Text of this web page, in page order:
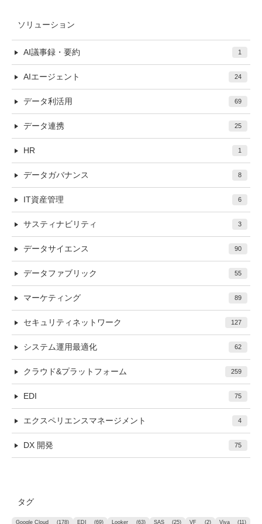
ソリューション
AI議事録・要約 1
AIエージェント 24
データ利活用 69
データ連携 25
HR 1
データガバナンス 8
IT資産管理 6
サスティナビリティ 3
データサイエンス 90
データファブリック 55
マーケティング 89
セキュリティネットワーク 127
システム運用最適化 62
クラウド&プラットフォーム 259
EDI 75
エクスペリエンスマネージメント 4
DX 開発 75
タグ
Google Cloud (178) EDI (69) Looker (63) SAS (25) VF (2) Viya (11)